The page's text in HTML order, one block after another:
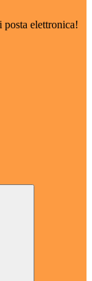
elettronica!